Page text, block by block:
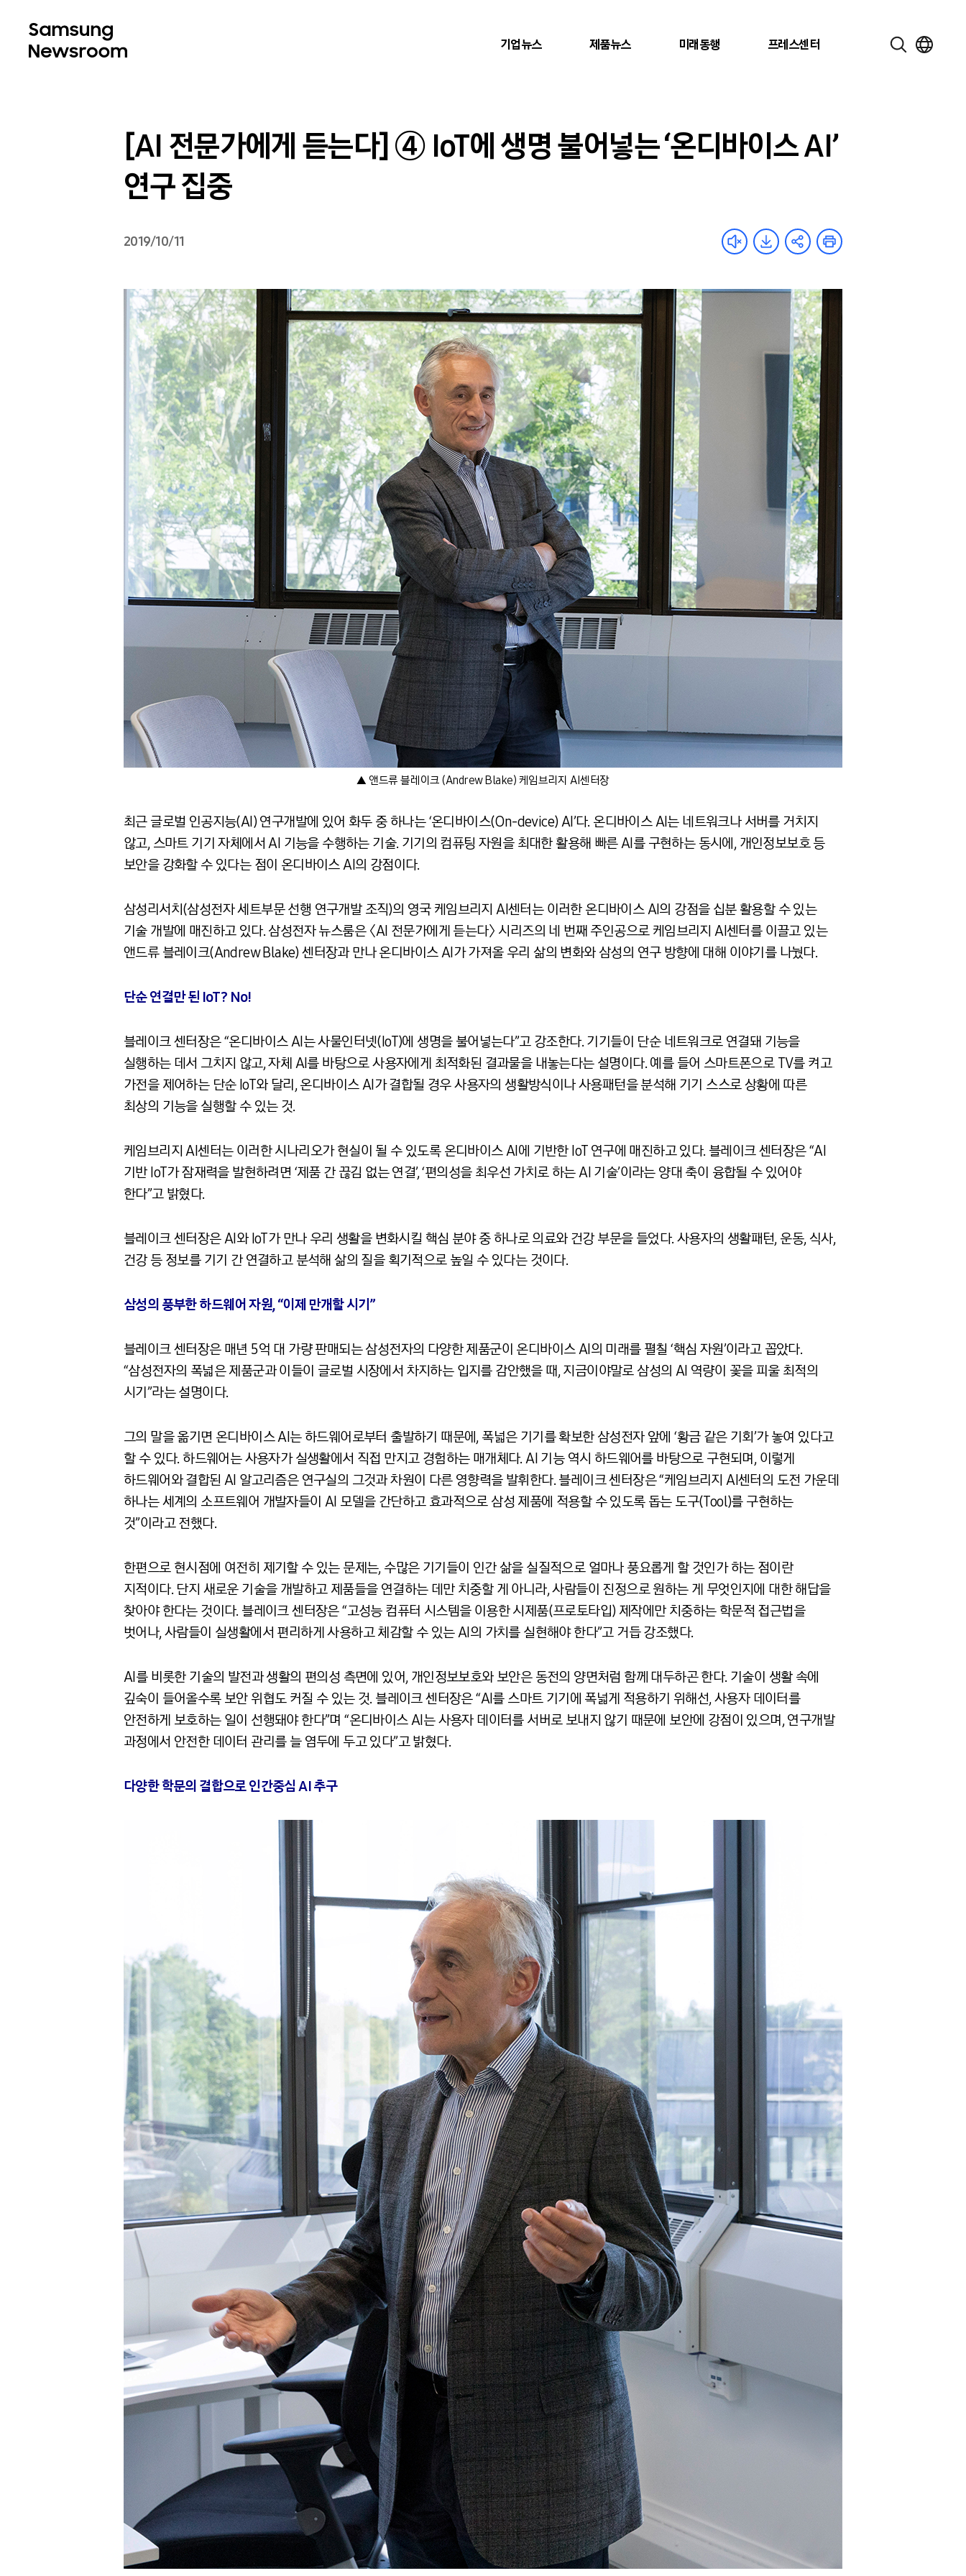
기업뉴스 제품뉴스 미래동행 프레스센터
[AI 전문가에게 듣는다] ④ IoT에 생명 불어넣는 ‘온디바이스 AI’
연구 집중
2019/10/11
▲ 앤드류 블레이크 (Andrew Blake) 케임브리지 AI센터장
최근 글로벌 인공지능(AI) 연구개발에 있어 화두 중 하나는 ‘온디바이스(On-device) AI’다. 온디바이스 AI는 네트워크나 서버를 거치지
않고, 스마트 기기 자체에서 AI 기능을 수행하는 기술. 기기의 컴퓨팅 자원을 최대한 활용해 빠른 AI를 구현하는 동시에, 개인정보보호 등
보안을 강화할 수 있다는 점이 온디바이스 AI의 강점이다.
삼성리서치(삼성전자 세트부문 선행 연구개발 조직)의 영국 케임브리지 AI센터는 이러한 온디바이스 AI의 강점을 십분 활용할 수 있는
기술 개발에 매진하고 있다. 삼성전자 뉴스룸은 〈AI 전문가에게 듣는다〉 시리즈의 네 번째 주인공으로 케임브리지 AI센터를 이끌고 있는
앤드류 블레이크(Andrew Blake) 센터장과 만나 온디바이스 AI가 가져올 우리 삶의 변화와 삼성의 연구 방향에 대해 이야기를 나눴다.
단순 연결만 된 IoT? No!
블레이크 센터장은 “온디바이스 AI는 사물인터넷(IoT)에 생명을 불어넣는다”고 강조한다. 기기들이 단순 네트워크로 연결돼 기능을
실행하는 데서 그치지 않고, 자체 AI를 바탕으로 사용자에게 최적화된 결과물을 내놓는다는 설명이다. 예를 들어 스마트폰으로 TV를 켜고
가전을 제어하는 단순 IoT와 달리, 온디바이스 AI가 결합될 경우 사용자의 생활방식이나 사용패턴을 분석해 기기 스스로 상황에 따른
최상의 기능을 실행할 수 있는 것.
케임브리지 AI센터는 이러한 시나리오가 현실이 될 수 있도록 온디바이스 AI에 기반한 IoT 연구에 매진하고 있다. 블레이크 센터장은 “AI
기반 IoT가 잠재력을 발현하려면 ‘제품 간 끊김 없는 연결’, ‘편의성을 최우선 가치로 하는 AI 기술’이라는 양대 축이 융합될 수 있어야
한다”고 밝혔다.
블레이크 센터장은 AI와 IoT가 만나 우리 생활을 변화시킬 핵심 분야 중 하나로 의료와 건강 부문을 들었다. 사용자의 생활패턴, 운동, 식사,
건강 등 정보를 기기 간 연결하고 분석해 삶의 질을 획기적으로 높일 수 있다는 것이다.
삼성의 풍부한 하드웨어 자원, “이제 만개할 시기”
블레이크 센터장은 매년 5억 대 가량 판매되는 삼성전자의 다양한 제품군이 온디바이스 AI의 미래를 펼칠 ‘핵심 자원’이라고 꼽았다.
“삼성전자의 폭넓은 제품군과 이들이 글로벌 시장에서 차지하는 입지를 감안했을 때, 지금이야말로 삼성의 AI 역량이 꽃을 피울 최적의
시기”라는 설명이다.
그의 말을 옮기면 온디바이스 AI는 하드웨어로부터 출발하기 때문에, 폭넓은 기기를 확보한 삼성전자 앞에 ‘황금 같은 기회’가 놓여 있다고
할 수 있다. 하드웨어는 사용자가 실생활에서 직접 만지고 경험하는 매개체다. AI 기능 역시 하드웨어를 바탕으로 구현되며, 이렇게
하드웨어와 결합된 AI 알고리즘은 연구실의 그것과 차원이 다른 영향력을 발휘한다. 블레이크 센터장은 “케임브리지 AI센터의 도전 가운데
하나는 세계의 소프트웨어 개발자들이 AI 모델을 간단하고 효과적으로 삼성 제품에 적용할 수 있도록 돕는 도구(Tool)를 구현하는
것”이라고 전했다.
한편으로 현시점에 여전히 제기할 수 있는 문제는, 수많은 기기들이 인간 삶을 실질적으로 얼마나 풍요롭게 할 것인가 하는 점이란
지적이다. 단지 새로운 기술을 개발하고 제품들을 연결하는 데만 치중할 게 아니라, 사람들이 진정으로 원하는 게 무엇인지에 대한 해답을
찾아야 한다는 것이다. 블레이크 센터장은 “고성능 컴퓨터 시스템을 이용한 시제품(프로토타입) 제작에만 치중하는 학문적 접근법을
벗어나, 사람들이 실생활에서 편리하게 사용하고 체감할 수 있는 AI의 가치를 실현해야 한다”고 거듭 강조했다.
AI를 비롯한 기술의 발전과 생활의 편의성 측면에 있어, 개인정보보호와 보안은 동전의 양면처럼 함께 대두하곤 한다. 기술이 생활 속에
깊숙이 들어올수록 보안 위협도 커질 수 있는 것. 블레이크 센터장은 “AI를 스마트 기기에 폭넓게 적용하기 위해선, 사용자 데이터를
안전하게 보호하는 일이 선행돼야 한다”며 “온디바이스 AI는 사용자 데이터를 서버로 보내지 않기 때문에 보안에 강점이 있으며, 연구개발
과정에서 안전한 데이터 관리를 늘 염두에 두고 있다”고 밝혔다.
다양한 학문의 결합으로 인간중심 AI 추구